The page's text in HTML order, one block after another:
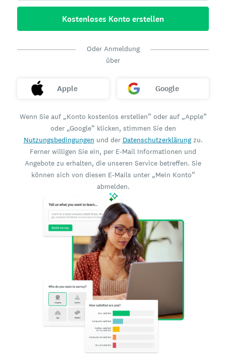
Kostenloses Konto erstellen
Oder Anmeldung
über
Apple Google
Wenn Sie auf „Konto kostenlos erstellen“ oder auf „Apple“
oder „Google“ klicken, stimmen Sie den
Nutzungsbedingungen und der Datenschutzerklärungzu.
Ferner willigen Sie ein, per E-Mail Informationen und
Angebote zu erhalten, die unseren Service betreffen. Sie
können sich von diesen E-Mails unter „Mein Konto“
abmelden.